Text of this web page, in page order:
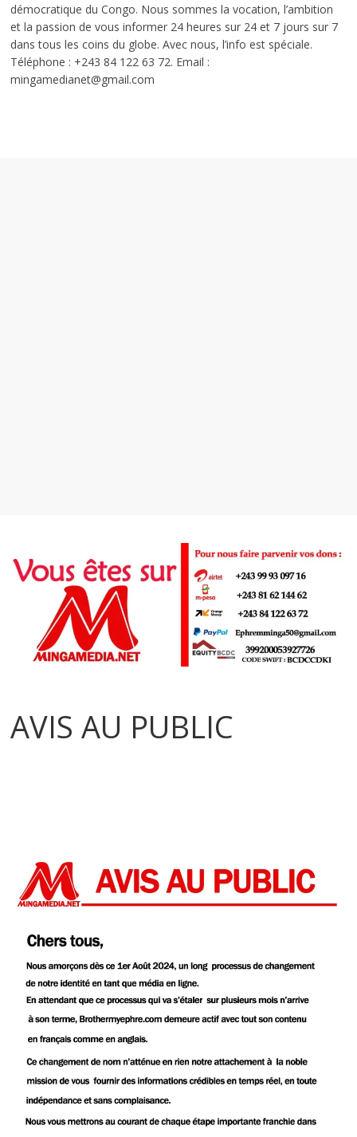
démocratique du Congo. Nous sommes la vocation, l’ambition
et la passion de vous informer 24 heures sur 24 et 7 jours sur 7
dans tous les coins du globe. Avec nous, l’info est spéciale.
Téléphone : +243 84 122 63 72. Email :
mingamedianet@gmail.com
AVIS AU PUBLIC